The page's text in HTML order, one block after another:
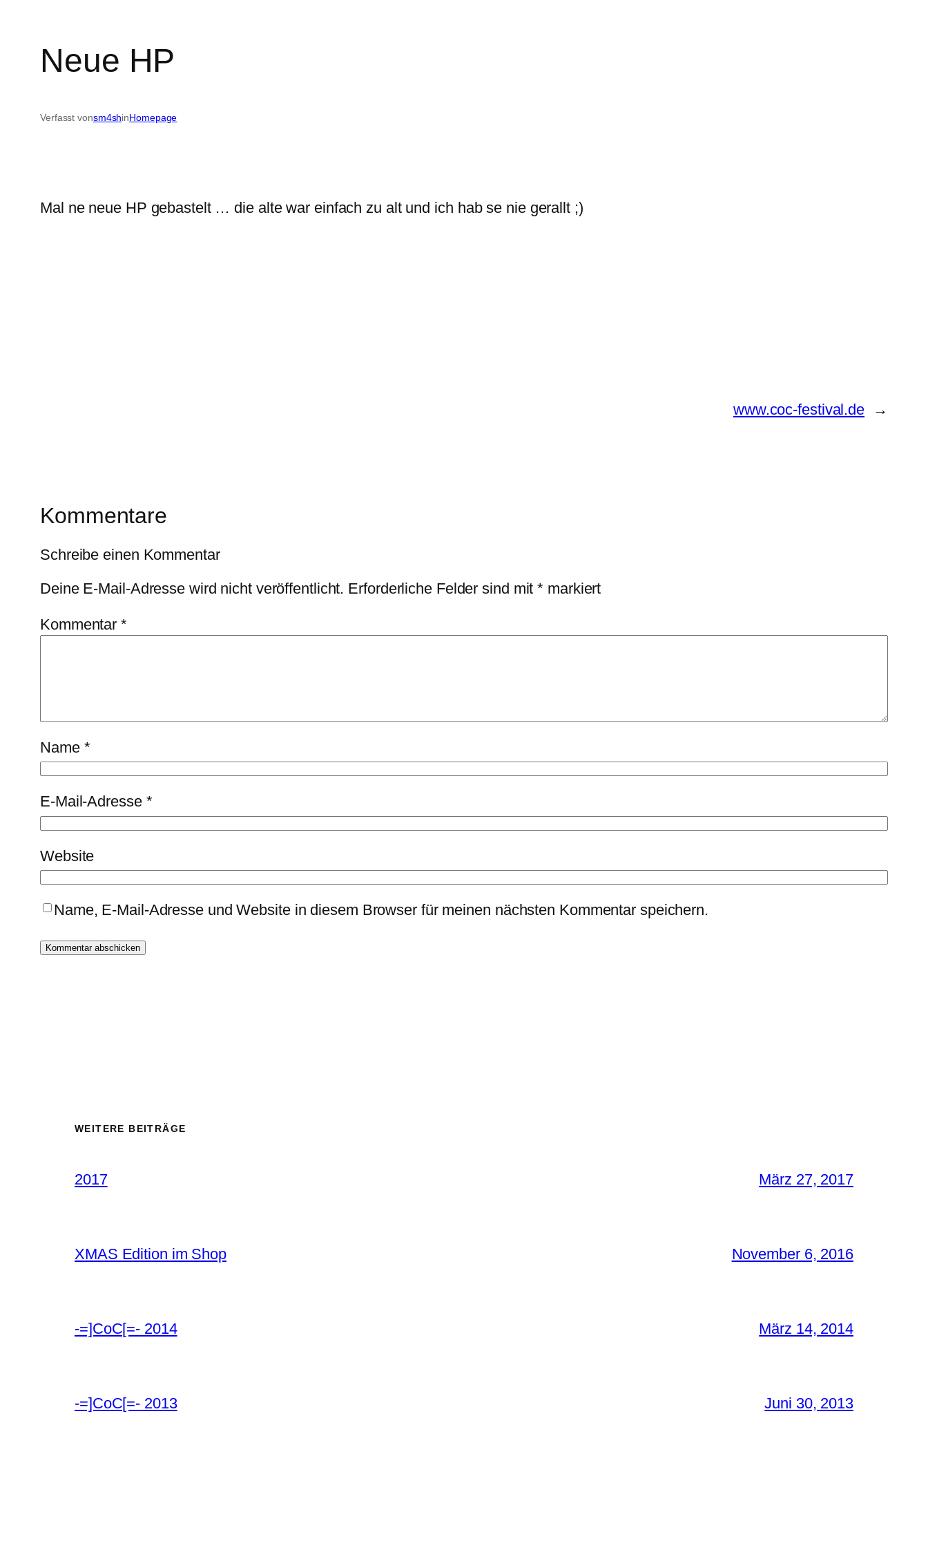
Neue HP
Verfasst vonsm4shinHomepage
Mal ne neue HP gebastelt … die alte war einfach zu alt und ich hab se nie gerallt ;)
www.coc-festival.de →
Kommentare
Schreibe einen Kommentar
Deine E-Mail-Adresse wird nicht veröffentlicht. Erforderliche Felder sind mit* markiert
Kommentar*
Name *
E-Mail-Adresse *
Website
Name, E-Mail-Adresse und Website in diesem Browser für meinen nächsten Kommentar speichern.
WEITERE BEITRÄGE
2017 März 27, 2017
XMAS Edition im Shop November 6, 2016
-=]CoC[=- 2014 März 14, 2014
-=]CoC[=- 2013 Juni 30, 2013